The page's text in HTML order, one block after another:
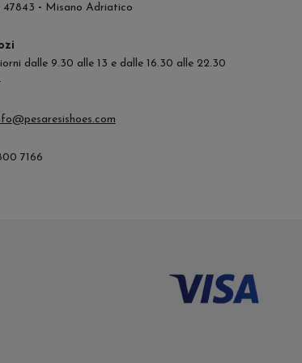
47843 - Misano Adriatico
dalle 9.30 alle 13 e dalle 16.30 alle 22.30
7166